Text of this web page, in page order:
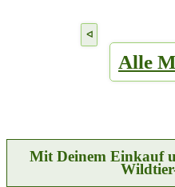
Alle
Mit Deinem Einkauf